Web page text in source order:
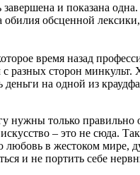
и показана
обилия обсценной
время назад
с разных сторон
на одной из
нужны только
– это не сюда.
в жестоком
и не портить себе